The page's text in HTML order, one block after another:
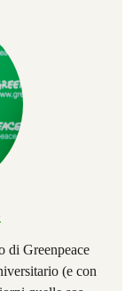
di Greenpeace
(e con